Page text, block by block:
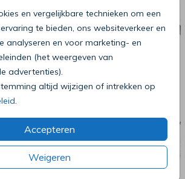
en vergelijkbare technieken om een
te bieden, ons websiteverkeer en
analyseren en voor marketing- en
(het weergeven van
advertenties).
altijd wijzigen of intrekken op
Accepteren
Weigeren